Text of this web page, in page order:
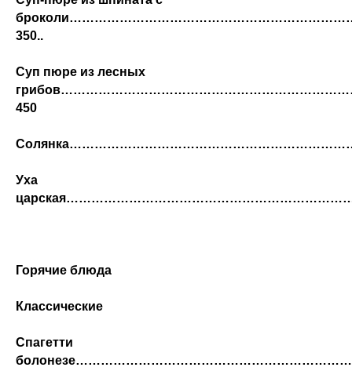
350..
Суп пюре из лесных
450
Уха
Горячие блюда
Классические
Спагетти